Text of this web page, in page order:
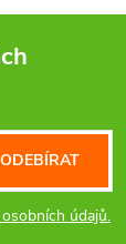
údajů.
ODEBÍRAT